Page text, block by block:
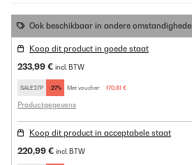
Ook beschikbaar in andere
Koop dit product in goede staat
233,99 € incl. BTW
SALE27P -27% Met voucher: 170,81 €
Productgegevens
Koop dit product in acceptabele staat
220,99 € incl. BTW